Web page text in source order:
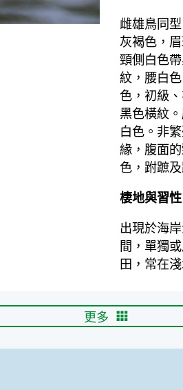
雌雄鳥同
灰褐色，
頸側白色
紋，腰白
色，初級
黑色橫紋
白色。非
緣，腹面
色，跗蹠
棲地與習性
出現於海
間，單獨
田，常在
更多